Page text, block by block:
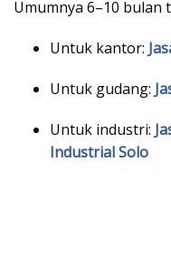
Umumnya 6–10 bulan
Untuk kantor:
Untuk gudang:
Untuk industri:
Industrial Solo